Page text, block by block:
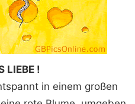
LIEBE !
in einem großen